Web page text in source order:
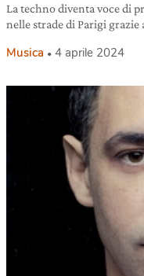
La techno diventa voce di
nelle strade di Parigi
Musica 4 aprile 2024